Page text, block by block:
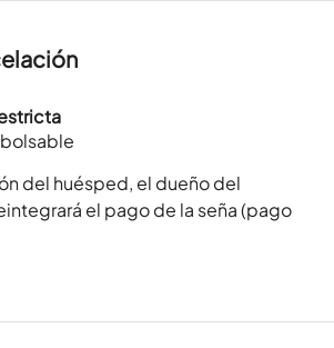
del huésped, el dueño del
el pago de la seña (pago